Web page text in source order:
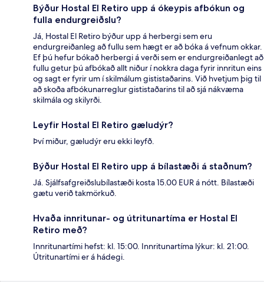
Býður Hostal El Retiro upp á ókeypis afbókun og
fulla endurgreiðslu?
Já, Hostal El Retiro býður upp á herbergi sem eru
endurgreiðanleg að fullu sem hægt er að bóka á vefnum okkar.
Ef þú hefur bókað herbergi á verði sem er endurgreiðanlegt að
fullu getur þú afbókað allt niður í nokkra daga fyrir innritun eins
og sagt er fyrir um í skilmálum gististaðarins. Við hvetjum þig til
að skoða afbókunarreglur gististaðarins til að sjá nákvæma
skilmála og skilyrði.
Leyfir Hostal El Retiro gæludýr?
Því miður, gæludýr eru ekki leyfð.
Býður Hostal El Retiro upp á bílastæði á staðnum?
Já. Sjálfsafgreiðslubílastæði kosta 15.00 EUR á nótt. Bílastæði
gætu verið takmörkuð.
Hvaða innritunar- og útritunartíma er Hostal El
Retiro með?
Innritunartími hefst: kl. 15:00. Innritunartíma lýkur: kl. 21:00.
Útritunartími er á hádegi.